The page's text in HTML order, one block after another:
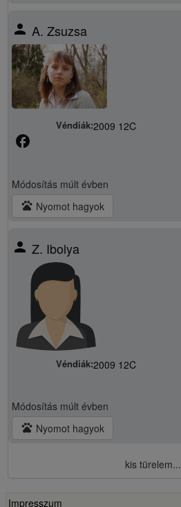
person A. Zsuzsa
Véndiák:2009 12C
facebook
Módosítás múlt évben
pets Nyomot hagyok
person Z. Ibolya
Véndiák:2009 12C
Módosítás múlt évben
pets Nyomot hagyok
kis türelem...
Impresszum